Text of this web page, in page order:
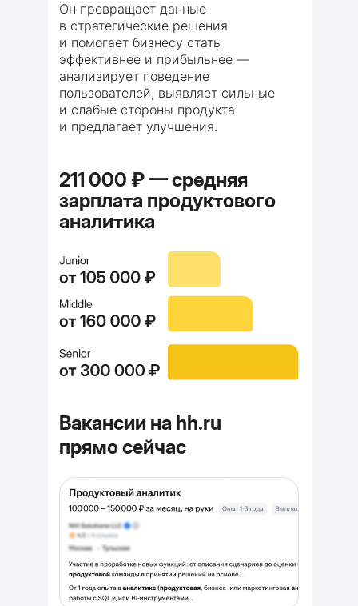
Вакансии на hh.ru
прямо сейчас
211 000 ₽ — средняя
зарплата продуктового
аналитика
Он превращает данные
в стратегические решения
и помогает бизнесу стать
эффективнее и прибыльнее —
анализирует поведение
пользователей, выявляет сильные
и слабые стороны продукта
и предлагает улучшения.